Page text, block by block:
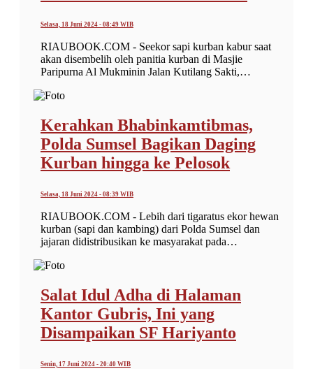
Selasa, 18 Juni 2024 - 08:49 WIB
RIAUBOOK.COM - Seekor sapi kurban kabur saat
akan disembelih oleh panitia kurban di Masjie
Paripurna Al Mukminin Jalan Kutilang Sakti,…
Kerahkan Bhabinkamtibmas,
Polda Sumsel Bagikan Daging
Kurban hingga ke Pelosok
Selasa, 18 Juni 2024 - 08:39 WIB
RIAUBOOK.COM - Lebih dari tigaratus ekor hewan
kurban (sapi dan kambing) dari Polda Sumsel dan
jajaran didistribusikan ke masyarakat pada…
Salat Idul Adha di Halaman
Kantor Gubris, Ini yang
Disampaikan SF Hariyanto
Senin, 17 Juni 2024 - 20:40 WIB